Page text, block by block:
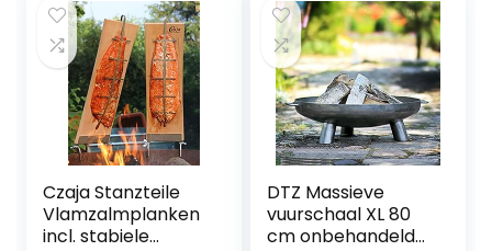
Czaja Stanzteile
Vlamzalmplanken
incl. stabiele
DTZ Massieve
vuurschaal XL 80
cm onbehandeld